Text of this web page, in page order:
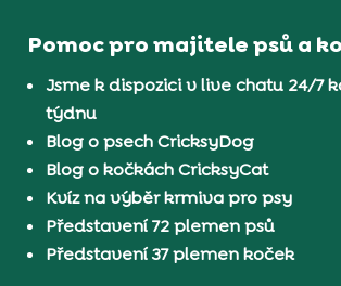
Pomoc pro majitele psů a
Jsme k dispozici v live chatu 24/7
týdnu
Blog o psech CricksyDog
Blog o kočkách CricksyCat
Kvíz na výběr krmiva pro psy
Představení 72 plemen psů
Představení 37 plemen koček